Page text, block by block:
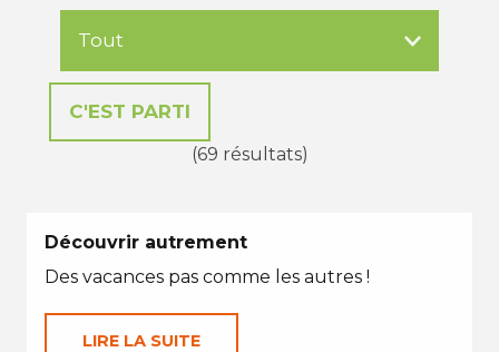
(69 résultats)
Découvrir autrement
Des vacances pas comme les autres !
LIRE LA SUITE